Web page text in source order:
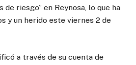
de riesgo” en Reynosa, lo que ha
y un herido este viernes 2 de
a través de su cuenta de